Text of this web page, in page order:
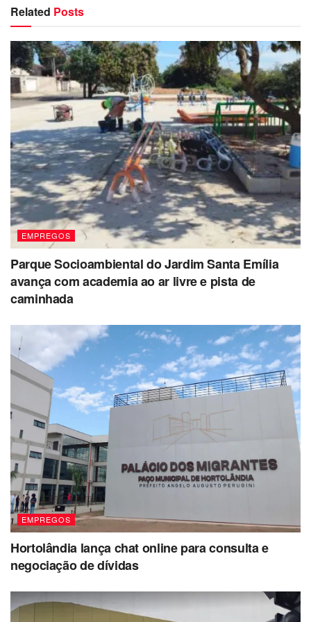
Related Posts
EMPREGOS
Parque Socioambiental do Jardim Santa Emília
avança com academia ao ar livre e pista de
caminhada
EMPREGOS
Hortolândia lança chat online para consulta e
negociação de dívidas